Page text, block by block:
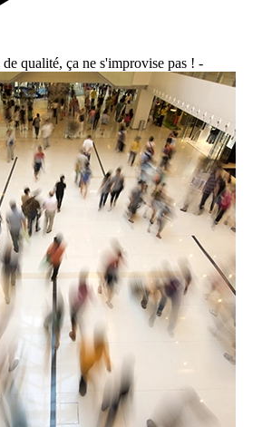
qualité, ça ne s'improvise pas ! -